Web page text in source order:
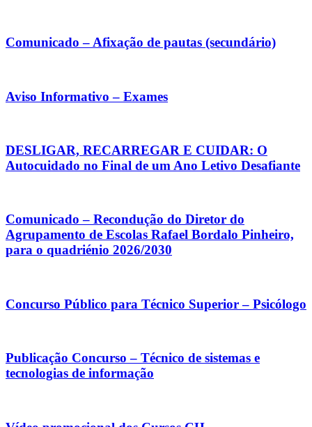
Comunicado – Afixação de pautas (secundário)
Aviso Informativo – Exames
DESLIGAR, RECARREGAR E CUIDAR: O
Autocuidado no Final de um Ano Letivo Desafiante
Comunicado – Recondução do Diretor do
Agrupamento de Escolas Rafael Bordalo Pinheiro,
para o quadriénio 2026/2030
Concurso Público para Técnico Superior – Psicólogo
Publicação Concurso – Técnico de sistemas e
tecnologias de informação